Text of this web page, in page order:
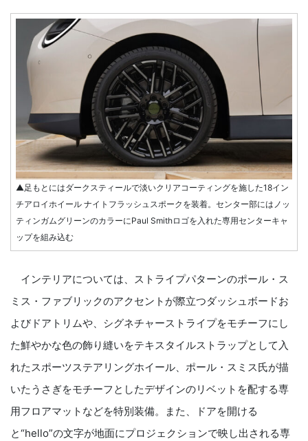
▲足もとにはダークスティールで淡いクリアコーティングを施した18イン
チアロイホイール ナイトフラッシュスポークを装着。センター部にはノッ
ティンガムグリーンのカラーにPaul Smithロゴを入れた専用センターキャ
ップを組み込む
インテリアについては、ストライプパターンのポール・ス
ミス・ファブリックのアクセントが際立つダッシュボードお
よびドアトリムや、シグネチャーストライプをモチーフにし
た鮮やかな色の飾り縫いをテキスタイルストラップとして入
れたスポーツステアリングホイール、ポール・スミス氏が描
いたうさぎをモチーフとしたデザインのリベットを配する専
用フロアマットなどを特別装備。また、ドアを開ける
と“hello”の文字が地面にプロジェクションで映し出される専